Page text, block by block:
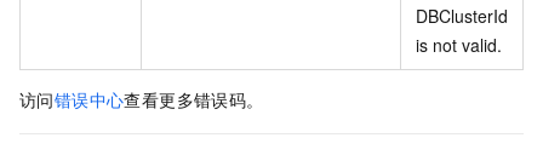
DBClusterId
is not valid.
访问错误中心查看更多错误码。